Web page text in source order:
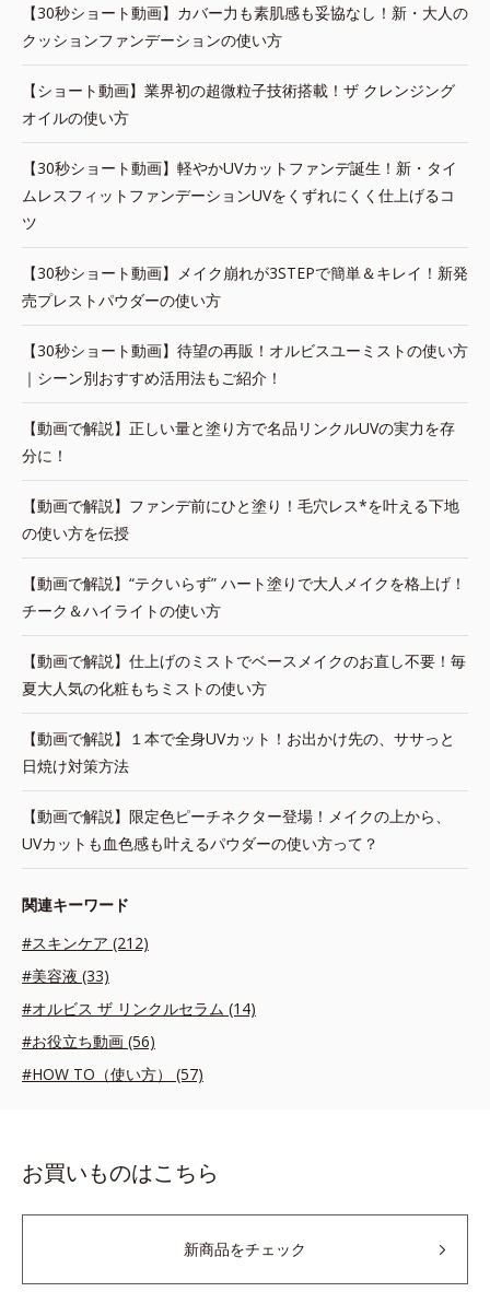
【30秒ショート動画】カバー力も素肌感も妥協なし！新・大人の
クッションファンデーションの使い方
【ショート動画】業界初の超微粒子技術搭載！ザ クレンジング
オイルの使い方
【30秒ショート動画】軽やかUVカットファンデ誕生！新・タイ
ムレスフィットファンデーションUVをくずれにくく仕上げるコ
ツ
【30秒ショート動画】メイク崩れが3STEPで簡単＆キレイ！新発
売プレストパウダーの使い方
【30秒ショート動画】待望の再販！オルビスユーミストの使い方
｜シーン別おすすめ活用法もご紹介！
【動画で解説】正しい量と塗り方で名品リンクルUVの実力を存
分に！
【動画で解説】ファンデ前にひと塗り！毛穴レス*を叶える下地
の使い方を伝授
【動画で解説】“テクいらず” ハート塗りで大人メイクを格上げ！
チーク＆ハイライトの使い方
【動画で解説】仕上げのミストでベースメイクのお直し不要！毎
夏大人気の化粧もちミストの使い方
【動画で解説】１本で全身UVカット！お出かけ先の、ササっと
日焼け対策方法
【動画で解説】限定色ピーチネクター登場！メイクの上から、
UVカットも血色感も叶えるパウダーの使い方って？
関連キーワード
#スキンケア (212)
#美容液 (33)
#オルビス ザ リンクルセラム (14)
#お役立ち動画 (56)
#HOW TO（使い方） (57)
お買いものはこちら
新商品をチェック